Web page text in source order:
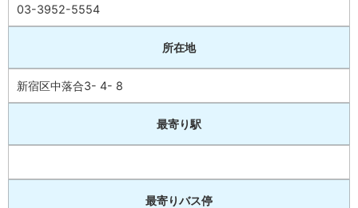
03-3952-5554
所在地
新宿区中落合3- 4- 8
最寄り駅
最寄りバス停